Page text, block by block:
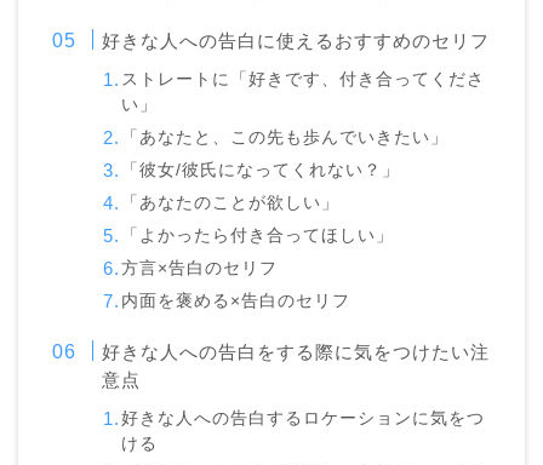
好きな人への告白に使えるおすすめのセリフ
ストレートに「好きです、付き合ってくださ
い」
「あなたと、この先も歩んでいきたい」
「彼女/彼氏になってくれない？」
「あなたのことが欲しい」
「よかったら付き合ってほしい」
方言×告白のセリフ
内面を褒める×告白のセリフ
好きな人への告白をする際に気をつけたい注
意点
好きな人への告白するロケーションに気をつ
ける